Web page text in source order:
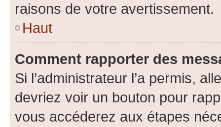
raisons de votre avertissement.
Haut
Comment rapporter des
Si l’administrateur l’a permis,
devriez voir un bouton pour
vous accéderez aux étapes